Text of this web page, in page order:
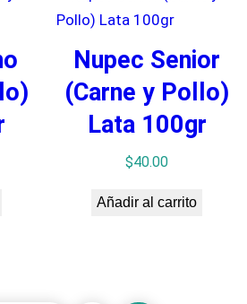
Nupec Senior
(Carne y Pollo)
Lata 100gr
$40.00
Añadir al carrito